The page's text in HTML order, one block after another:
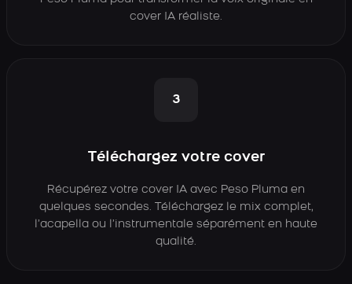
cover IA réaliste.
3
Téléchargez votre cover
Récupérez votre cover IA avec Peso Pluma en
quelques secondes. Téléchargez le mix complet,
l’acapella ou l’instrumentale séparément en haute
qualité.